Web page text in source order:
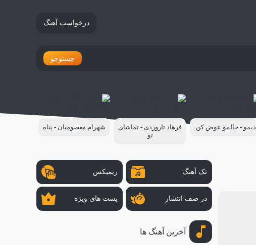
درخواست آهنگ
جستوجو
دیمو - حالمو عوض کن
فرهاد تاروردی - تماشای
تو
شهرام معصومیان - پناه
تک آهنگ ریمیکس
در صف انتشار پست های ویژه
آخرین آهنگ ها